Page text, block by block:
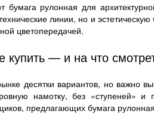
бумага рулонная для
линии, но и
цветопередачей.
купить — и на что
десятки вариантов, но важно
намотку, без «ступеней» и
предлагающих бумага